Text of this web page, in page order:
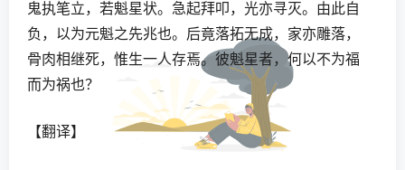
鬼执笔立，若魁星状。急起拜叩，光亦寻灭。由此自
负，以为元魁之先兆也。后竟落拓无成，家亦雕落，
骨肉相继死，惟生一人存焉。彼魁星者，何以不为福
而为祸也？
【翻译】